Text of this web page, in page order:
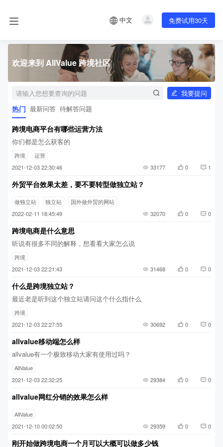
中文 免费试用30天
欢迎来到 AllValue 跨境社区
我要提问
热门 最新问答 待解答问题
跨境电商平台有哪些运营方法
你们都是怎么获客的
跨境
运营
2021-12-03 22:30:46
33177 0 1
外贸平台效果太差，要不要转型做独立站？
做独立站 独立站
国外做外贸的网站
2022-02-11 18:45:49
32070 0 0
跨境电商是什么意思
听说有很多不同的解释，想看看大家怎么说
跨境
2021-12-03 22:21:43
31468 0 0
什么是跨境独立站？
最近老是听到这个独立站请问这个什么指什么
跨境
2021-12-03 22:27:55
30692 0 0
allvalue移动端怎么样
allvalue有一个极致移动大家有使用过吗？
AllValue
2021-12-03 22:32:25
29384 0 0
allvalue网红分销的效果怎么样
AllValue
2021-12-10 00:02:50
29359 0 0
刚开始做跨境电商一个月可以大概可以做多少钱